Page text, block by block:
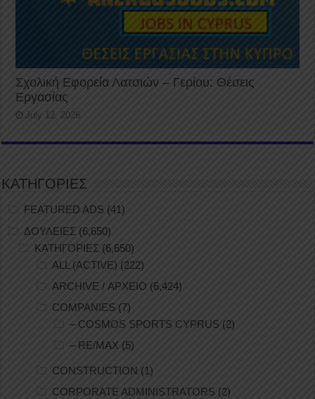
Σχολική Εφορεία Λατσιών – Γερίου: Θέσεις
Εργασίας
July 12, 2026
ΚΑΤΗΓΟΡΙΕΣ
FEATURED ADS (41)
ΔΟΥΛΕΙΕΣ (6,650)
ΚΑΤΗΓΟΡΙΕΣ (6,650)
ALL (ACTIVE) (222)
ARCHIVE / ΑΡΧΕΙΟ (6,424)
COMPANIES (7)
– COSMOS SPORTS CYPRUS (2)
– RE/MAX (5)
CONSTRUCTION (1)
CORPORATE ADMINISTRATORS (2)